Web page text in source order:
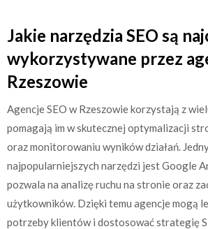
Jakie narzędzia SEO są
wykorzystywane przez
Rzeszowie
Agencje SEO w Rzeszowie korzystają z
pomagają im w skutecznej optymalizacji
oraz monitorowaniu wyników działań.
najpopularniejszych narzędzi jest Google
pozwala na analizę ruchu na stronie oraz
użytkowników. Dzięki temu agencje mogą
potrzeby klientów i dostosować strategię